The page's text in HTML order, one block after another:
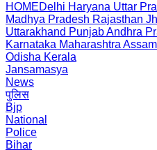
HOMEDelhi Haryana Uttar
Madhya Pradesh Rajasthan
Uttarakhand PunjabAndhra
Karnataka Maharashtra Assam
Odisha Kerala
Jansamasya
News
पुलिस
Bjp
National
Police
Bihar